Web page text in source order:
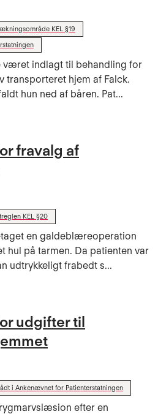
KEL §19
været indlagt til behandling for
transporteret hjem af Falck.
hun ned af båren. Pat...
fravalg af
KEL §20
en galdeblæreoperation
hul på tarmen. Da patienten var
udtrykkeligt frabedt s...
udgifter til
i Ankenævnet for Patienterstatningen
efter en